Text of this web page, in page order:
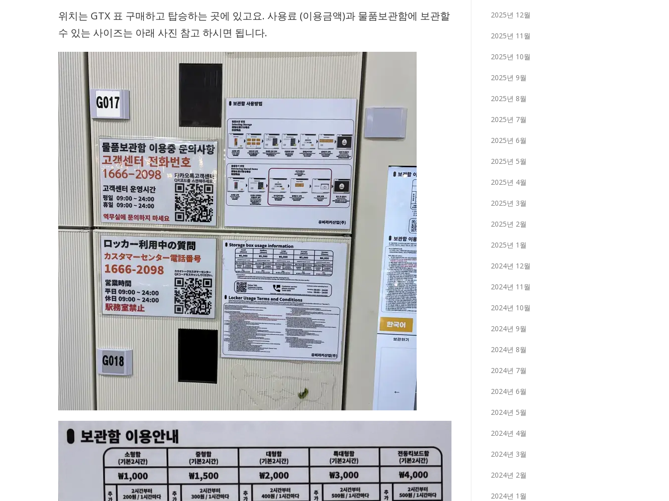
위치는 GTX 표 구매하고 탑승하는 곳에 있고요. 사용료 (이용금액)과 물품보관함에 보관할
수 있는 사이즈는 아래 사진 참고 하시면 됩니다.
2025년 12월
2025년 11월
2025년 10월
2025년 9월
2025년 8월
2025년 7월
2025년 6월
2025년 5월
2025년 4월
2025년 3월
2025년 2월
2025년 1월
2024년 12월
2024년 11월
2024년 10월
2024년 9월
2024년 8월
2024년 7월
2024년 6월
2024년 5월
2024년 4월
2024년 3월
2024년 2월
2024년 1월